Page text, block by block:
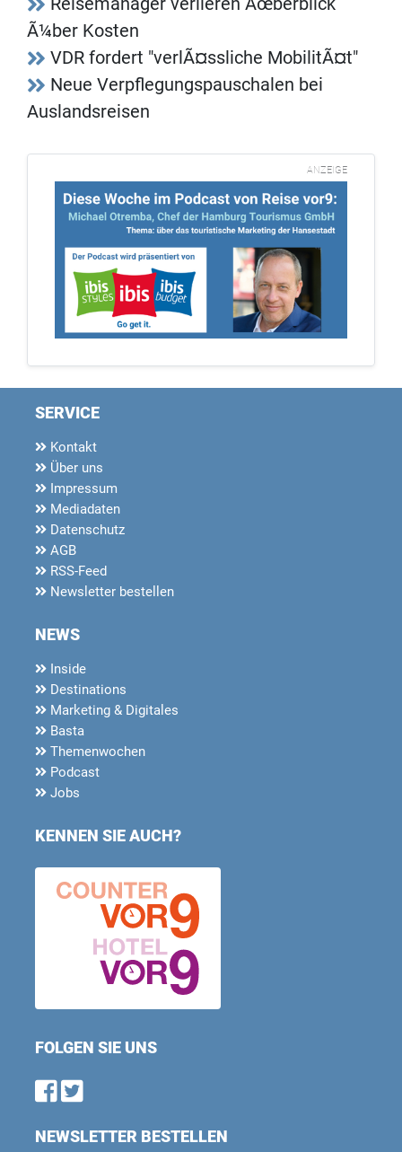
Ã¼ber Kosten
VDR fordert "verlÃ¤ssliche MobilitÃ¤t"
Neue Verpflegungspauschalen bei
Auslandsreisen
ANZEIGE
SERVICE
Kontakt
Über uns
Impressum
Mediadaten
Datenschutz
AGB
RSS-Feed
Newsletter bestellen
NEWS
Inside
Destinations
Marketing & Digitales
Basta
Themenwochen
Podcast
Jobs
KENNEN SIE AUCH?
FOLGEN SIE UNS
Find us on Facebook
Follow us on Twitter
NEWSLETTER BESTELLEN